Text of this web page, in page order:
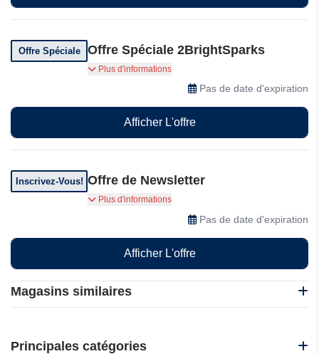
Magasins similaires
F-Secure
Principales catégories
Offre Spéciale Offre Spéciale 2BrightSparks
2BrightSparks vous offre une option de
téléchargement gratuit
Plus d'informations
Pas de date d'expiration
Afficher L'offre
Inscrivez-Vous! Offre de Newsletter
Inscrivez-vous à la newsletter pour obtenir des
réductions et des offres spéciales
Plus d'informations
Pas de date d'expiration
Afficher L'offre